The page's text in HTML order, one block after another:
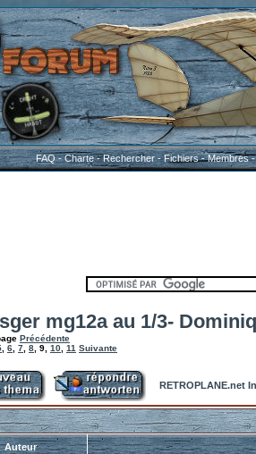
FAQ-Charte-Rechercher-Fichiers-Membres
mg12a au 1/3-
Précédente
6 7 8 9 10 11 Suivante
RETROPLANE.net
Auteur